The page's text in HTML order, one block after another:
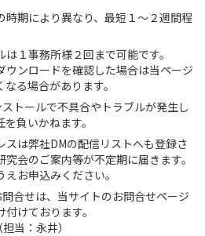
時期により異なり、最短１～２週間程
１事務所様２回まで可能です。
ウンロードを確認した場合は当ページ
る場合があります。
トールで不具合やトラブルが発生し
負いかねます。
スは弊社DMの配信リストへも登録さ
会のご案内等が不定期に届きます。
お申込みください。
合せは、当サイトのお問合せページ
けております。
当：永井）